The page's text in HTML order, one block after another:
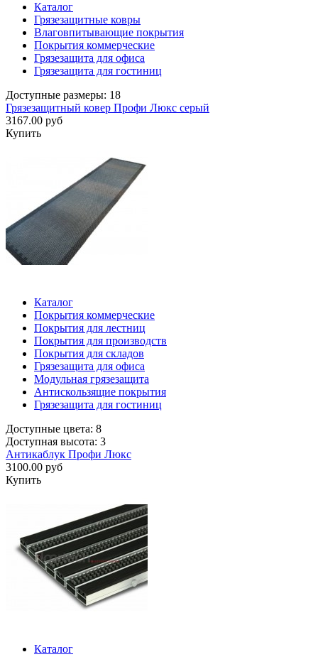
Каталог
Грязезащитные ковры
Влаговпитывающие покрытия
Покрытия коммерческие
Грязезащита для офиса
Грязезащита для гостиниц
Доступные размеры: 18
Грязезащитный ковер Профи Люкс серый
3167.00 руб
Купить
Каталог
Покрытия коммерческие
Покрытия для лестниц
Покрытия для производств
Покрытия для складов
Грязезащита для офиса
Модульная грязезащита
Антискользящие покрытия
Грязезащита для гостиниц
Доступные цвета: 8
Доступная высота: 3
Антикаблук Профи Люкс
3100.00 руб
Купить
Каталог